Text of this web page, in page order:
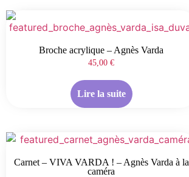
Broche acrylique – Agnès Varda
45,00 €
Lire la suite
Carnet – VIVA VARDA ! – Agnès Varda à la
caméra